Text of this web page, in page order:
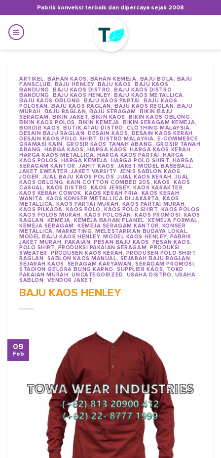
to
content
Pabrik konveksi terbaik dan dipercaya sejak 2008
ARTIKEL,BAHAN KAOS, BAHAN KEMEJA, BAJU BOLA, BAJU
FANSCLUB, BAJU HENLEY, BAJU KAOS,BAJU KAOS
BANDUNG,BAJU KAOS DISTRO,BAJU KAOS DISTRO
BANDUNG,BAJU KAOS HENLEY,BAJU KAOS METALLICA,
BAJU KAOS OBLONG,BAJU KAOS PARTAI,BAJU KAOS
POLOSAN,BAJU KAOS RAGLAN,BAJU KAOS REGLAN,BAJU
MURAH, BAJU RAGLAN,BAJU SERAGAM,BIKIN BAJU
SERAGAM,BIKIN JAKET,BIKIN KAOS,BIKIN KAOS OBLONG,
BIKIN KAOS POLOS,BIKIN KEMEJA, BIKIN SERAGAM KEMEJA,
BORDIR KAOS,BUTIK ATAU DISTRO, CLOTHING MALAYSIA,
DESAIN BAJU RAGLAN,DESAIN KAOS, DESAIN KAOS KERAH,
DESAIN KAOS POLO SHIRT,DISTRO MALAYSIA, E-COMMERCE,
GRAMASI KAIN, GROSIR KAOS TANAH ABANG, GROSIR TANAH
ABANG, HARGA KAOS, HARGA KAOS,HARGA KAOS KERAH,
HARGA KAOS METALLICA,HARGA KAOS PARTAI, HARGA
KAOS POLOS, HARGA KEMEJA, HARGA POLO SHIRT, HARGA
SERAGAM KANTOR, JAHIT KAOS, JAKET MODEL BASEBALL,
JAKET SWEATER,JAKET VARSITY, JENIS SABLON KAOS,
JOGER, JUAL BAJU KAOS POLOS,JUAL KAOS KERAH, JUAL
KAOS OBLONG,KAIN COTTON COMBED 20S, KAOS,KAOS
CASUAL, KAOS DISTRO, KAOS JERSEY,KAOS KARAKTER,
KAOS KERAH COWOK,KAOS KERAH PRIA, KAOS KERAH
WANITA, KAOS KONSER METALLICA DI JAKARTA, KAOS
METALLICA,KAOS PARTAI MURAH, KAOS PARTAI MURAH,
KAOS PILKADA, KAOS POLO,KAOS POLO SHIRT, KAOS POLOS,
KAOS POLOS MURAH,KAOS POLOSAN, KAOS PROMOSI, KAOS
RAGLAN, KEMEJA, KEMEJA BAHAN FLANEL, KEMEJA FORMAL,
KEMEJA SERAGAM, KEMEJA SERAGAM KANTOR, KONSER
METALLICA,MARKETING,MELESTARIKAN BUDAYA LOKAL,
MODEL BAJU KAOS HENLEY,MODEL KAOS HENLEY,PABRIK
JAKET MURAH,PAKAIAN,PESAN BAJU KAOS, PESAN KAOS,
POLO SHIRT, PRODUKSI PAKAIAN SERAGAM,PRODUKSI
SWEATER,PRODUSEN KAOS KERAH, PRODUSEN POLO SHIRT,
RAGLAN, SABLON KAOS MANUAL, SEJARAH BAJU RAGLAN,
SEJARAH KAOS, SERAGAM KARYAWAN, SERAGAM PROMOSI,
STADION GELORA BUNG KARNO,SUPPLIER KAOS, TOKO
PAKAIAN MURAH,UNCATEGORIZED, USAHA DISTRO, USAHA
SABLON, VENDOR JAKET
BAJU KAOS HENLEY
09
Feb